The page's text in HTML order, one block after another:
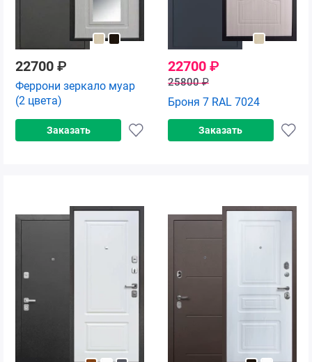
22700 ₽
Феррони зеркало муар
(2 цвета)
Заказать
22700 ₽
25800₽
Броня 7 RAL 7024
Заказать